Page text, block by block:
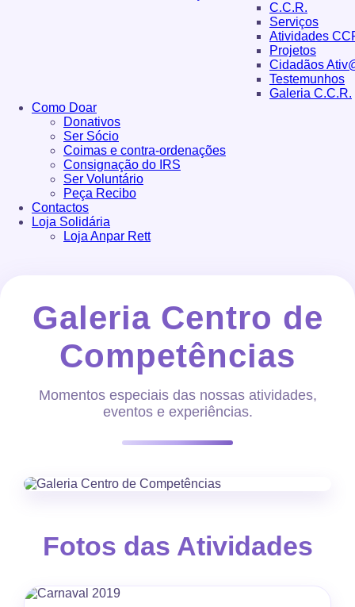
C.C.R.
Serviços
Atividades
Projetos
Cidadãos
Testemunhos
Galeria C.C.R.
Como Doar
Donativos
Ser Sócio
Coimas e contra-ordenações
Consignação do IRS
Ser Voluntário
Peça Recibo
Contactos
Loja Solidária
Loja Anpar Rett
Galeria Centro de
Competências
Momentos especiais das nossas atividades,
eventos e experiências.
Fotos das Atividades